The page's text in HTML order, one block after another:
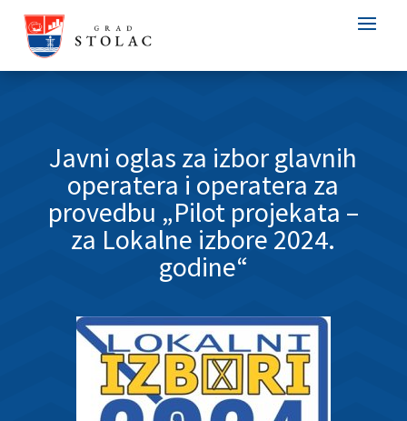
Javni oglas za izbor glavnih
operatera i operatera za
provedbu „Pilot projekata –
za Lokalne izbore 2024.
godine“